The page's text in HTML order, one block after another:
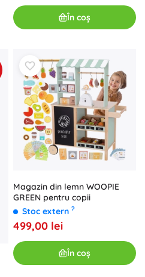
În coș
Magazin din lemn WOOPIE
GREEN pentru copii
Stoc extern ?
499,00 lei
În coș